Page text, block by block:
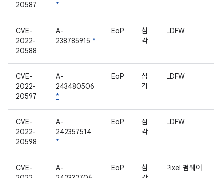
20587
*
CVE-
2022-
20588
A-
238785915 *
EoP
심
각
LDFW
CVE-
2022-
20597
A-
243480506
*
EoP
심
각
LDFW
CVE-
2022-
20598
A-
242357514
*
EoP
심
각
LDFW
CVE-
A-
EoP
심
Pixel 펌웨어